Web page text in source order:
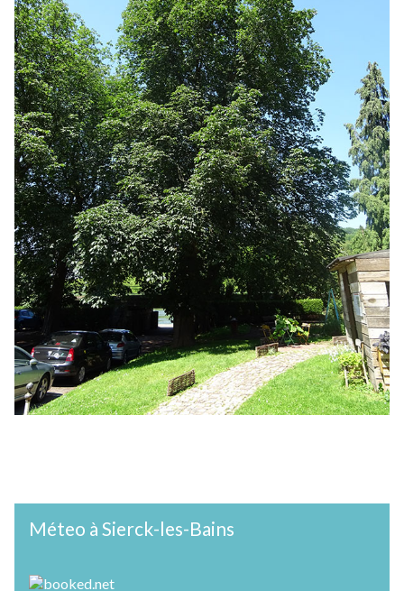
Méteo à Sierck-les-Bains